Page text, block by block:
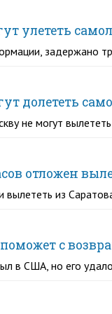
улететь
задержано
долететь
не могут
отложен
из
с
в США, но его